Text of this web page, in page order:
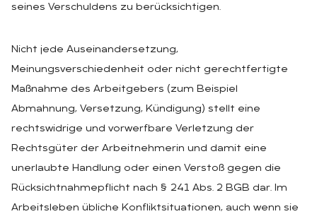
seines Verschuldens zu berücksichtigen.
Nicht jede Auseinandersetzung,
Meinungsverschiedenheit oder nicht gerechtfertigte
Maßnahme des Arbeitgebers (zum Beispiel
Abmahnung, Versetzung, Kündigung) stellt eine
rechtswidrige und vorwerfbare Verletzung der
Rechtsgüter der Arbeitnehmerin und damit eine
unerlaubte Handlung oder einen Verstoß gegen die
Rücksichtnahmepflicht nach § 241 Abs. 2 BGB dar. Im
Arbeitsleben übliche Konfliktsituationen, auch wenn sie